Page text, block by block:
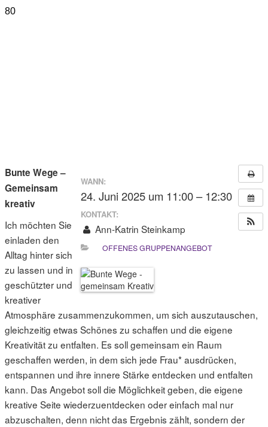
WANN:
24. Juni 2025 um 11:00 – 12:30
KONTAKT:
Ann-Katrin Steinkamp
OFFENES GRUPPENANGEBOT
Bunte Wege –
Gemeinsam
kreativ
Ich möchten Sie
einladen den
Alltag hinter sich
zu lassen und in
geschützter und
kreativer
Atmosphäre zusammenzukommen, um sich auszutauschen,
gleichzeitig etwas Schönes zu schaffen und die eigene
Kreativität zu entfalten. Es soll gemeinsam ein Raum
geschaffen werden, in dem sich jede Frau* ausdrücken,
entspannen und ihre innere Stärke entdecken und entfalten
kann. Das Angebot soll die Möglichkeit geben, die eigene
kreative Seite wiederzuentdecken oder einfach mal nur
abzuschalten, denn nicht das Ergebnis zählt, sondern der